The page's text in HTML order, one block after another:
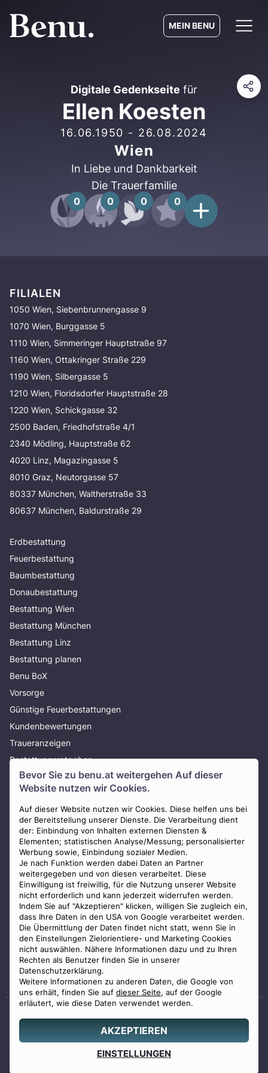
Bevor Sie zu benu.at weitergehen Auf dieser
Website nutzen wir Cookies.
Auf dieser Website nutzen wir Cookies. Diese helfen uns bei
der Bereitstellung unserer Dienste. Die Verarbeitung dient
der: Einbindung von Inhalten externen Diensten &
Elementen; statistischen Analyse/Messung; personalisierter
Werbung sowie, Einbindung sozialer Medien.
Je nach Funktion werden dabei Daten an Partner
weitergegeben und von diesen verarbeitet. Diese
Einwilligung ist freiwillig, für die Nutzung unserer Website
nicht erforderlich und kann jederzeit widerrufen werden.
Indem Sie auf "Akzeptieren" klicken, willigen Sie zugleich ein,
dass Ihre Daten in den USA von Google verarbeitet werden.
Die Übermittlung der Daten findet nicht statt, wenn Sie in
den Einstellungen Zielorientiere- und Marketing Cookies
nicht auswählen. Nähere Informationen dazu und zu Ihren
Rechten als Benutzer finden Sie in unserer
Datenschutzerklärung.
Weitere Informationen zu anderen Daten, die Google von
uns erhält, finden Sie auf dieser Seite, auf der Google
erläutert, wie diese Daten verwendet werden.
AKZEPTIEREN
EINSTELLUNGEN
MEIN BENU
0800 88 44 04
erstellen
Digitale Gedenkseite für
Ellen Koesten
16.06.1950 - 26.08.2024
Wien
In Liebe und Dankbarkeit
Die Trauerfamilie
0 0 0 0
FILIALEN
1050 Wien, Siebenbrunnengasse 9
1070 Wien, Burggasse 5
1110 Wien, Simmeringer Hauptstraße 97
1160 Wien, Ottakringer Straße 229
1190 Wien, Silbergasse 5
1210 Wien, Floridsdorfer Hauptstraße 28
1220 Wien, Schickgasse 32
2500 Baden, Friedhofstraße 4/1
2340 Mödling, Hauptstraße 62
4020 Linz, Magazingasse 5
8010 Graz, Neutorgasse 57
80337 München, Waltherstraße 33
80637 München, Baldurstraße 29
Erdbestattung
Feuerbestattung
Baumbestattung
Donaubestattung
Bestattung Wien
Bestattung München
Bestattung Linz
Bestattung planen
Benu BoX
Vorsorge
Günstige Feuerbestattungen
Kundenbewertungen
Traueranzeigen
Bestattungsratgeber
Über uns
Presse
AGB
Impressum
Datenschutz
Widerrufsbelehrung
Zahlungsmöglichkeiten
Staatlich geprüfter
© 2026 Benu GmbH. Alle Rechte vorbehalten.